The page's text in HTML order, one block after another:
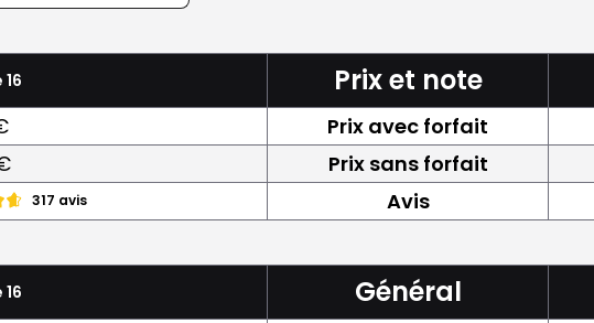
Prix et note
Prix avec forfait
Prix sans forfait
317 avis Avis
Général